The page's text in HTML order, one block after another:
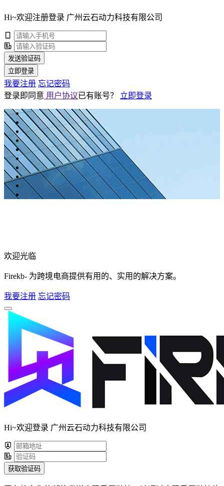
Hi~欢迎注册登录 广州云石动力科技有限公司
发送验证码
立即登录
我要注册 忘记密码
登录即同意 用户协议已有账号？ 立即登录
欢迎光临
Firekb- 为跨境电商提供有用的、实用的解决方案。
我要注册 忘记密码
Hi~欢迎登录 广州云石动力科技有限公司
获取验证码